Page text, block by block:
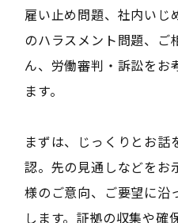
雇い止め問題、社内いじ
のハラスメント問題、ご
ん、労働審判・訴訟をお
ます。
まずは、じっくりとお
認。先の見通しなどをお
様のご意向、ご要望に沿
します。証拠の収集や確